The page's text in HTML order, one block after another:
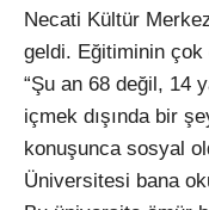
Necati Kültür
geldi. Eğitiminin
“Şu an 68 değil, 14
içmek dışında bir
konuşunca sosyal
Üniversitesi bana